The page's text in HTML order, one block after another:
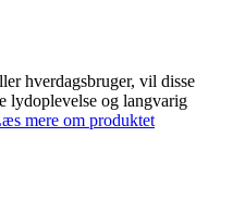
hverdagsbruger, vil disse
lydoplevelse og langvarig
mere om produktet